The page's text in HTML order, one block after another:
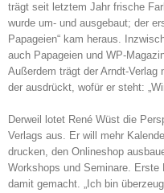
trägt seit letztem Jahr frische
wurde um- und ausgebaut; der
Papageien“ kam heraus.
auch Papageien und WP-
Außerdem trägt der Arndt-Verlag
der ausdrückt, wofür er steht:
Derweil lotet René Wüst die
Verlags aus. Er will mehr
drucken, den Onlineshop
Workshops und Seminare. Erste
damit gemacht. „Ich bin